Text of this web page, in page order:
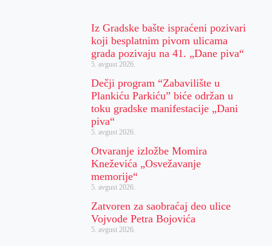
Iz Gradske bašte ispraćeni pozivari
koji besplatnim pivom ulicama
grada pozivaju na 41. „Dane piva“
5. avgust 2026.
Dečji program “Zabavilište u
Plankiću Parkiću” biće održan u
toku gradske manifestacije „Dani
piva“
5. avgust 2026.
Otvaranje izložbe Momira
Kneževića „Osvežavanje
memorije“
5. avgust 2026.
Zatvoren za saobraćaj deo ulice
Vojvode Petra Bojovića
5. avgust 2026.